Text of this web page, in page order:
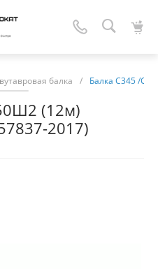
балка / Балка С345 /
(12м)
2017)